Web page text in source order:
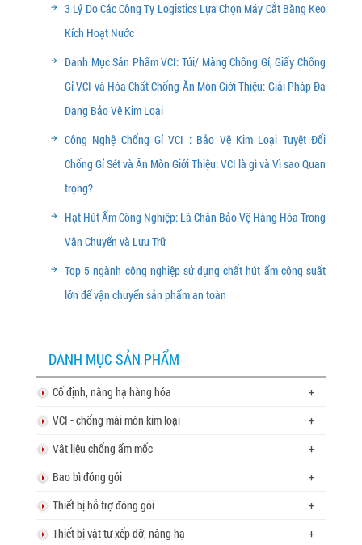
3 Lý Do Các Công Ty Logistics Lựa Chọn Máy Cắt Băng Keo
Kích Hoạt Nước
Danh Mục Sản Phẩm VCI: Túi/ Màng Chống Gỉ, Giấy Chống
Gỉ VCI và Hóa Chất Chống Ăn Mòn Giới Thiệu: Giải Pháp Đa
Dạng Bảo Vệ Kim Loại
Công Nghệ Chống Gỉ VCI : Bảo Vệ Kim Loại Tuyệt Đối
Chống Gỉ Sét và Ăn Mòn Giới Thiệu: VCI là gì và Vì sao Quan
trọng?
Hạt Hút Ẩm Công Nghiệp: Lá Chắn Bảo Vệ Hàng Hóa Trong
Vận Chuyển và Lưu Trữ
Top 5 ngành công nghiệp sử dụng chất hút ẩm công suất
lớn để vận chuyển sản phẩm an toàn
DANH MỤC SẢN PHẨM
Cố định, nâng hạ hàng hóa
+
VCI - chống mài mòn kim loại
+
Vật liệu chống ẩm mốc
+
Bao bì đóng gói
+
Thiết bị hỗ trợ đóng gói
+
Thiết bị vật tư xếp dỡ, nâng hạ
+